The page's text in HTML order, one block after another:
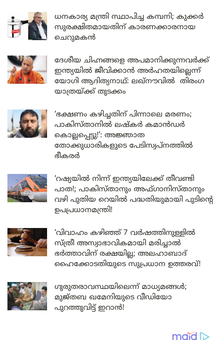
ധനകാര്യ മന്ത്രി സ്ഥാപിച്ച കമ്പനി; കുക്കർ
സുരക്ഷിതമായതിന് കാരണക്കാരനായ
ചെറുമകൻ
ദേശീയ ചിഹ്നങ്ങളെ അപമാനിക്കുന്നവർക്ക്
ഇന്ത്യയിൽ ജീവിക്കാൻ അർഹതയില്ലെന്ന്
യോഗി ആദിത്യനാഥ്: ലഖ്‌നൗവിൽ തിരംഗ
യാത്രയ്ക്ക് തുടക്കം
‘ഭക്ഷണം കഴിച്ചതിന് പിന്നാലെ മരണം;
പാകിസ്താനിൽ ലഷ്കർ കമാൻഡർ
കൊല്ലപ്പെട്ടു!’: അജ്ഞാത
തോക്കുധാരികളുടെ പേടിസ്വപ്നത്തിൽ
ഭീകരർ
‘റഷ്യയിൽ നിന്ന് ഇന്ത്യയിലേക്ക് തീവണ്ടി
പാത!; പാകിസ്താനും അഫ്ഗാനിസ്താനും
വഴി പുതിയ റെയിൽ പദ്ധതിയുമായി പുടിന്റെ
ഉപപ്രധാനമന്ത്രി!
‘വിവാഹം കഴിഞ്ഞ് 7 വർഷത്തിനുള്ളിൽ
സ്ത്രീ അസ്വാഭാവികമായി മരിച്ചാൽ
ഭർത്താവിന് രക്ഷയില്ല; അലഹാബാദ്
ഹൈക്കോടതിയുടെ സുപ്രധാന ഉത്തരവ്!
ഗുരുതരാവസ്ഥയിലെന്ന് മാധ്യമങ്ങൾ;
മുജ്തബ ഖമേനിയുടെ വീഡിയോ
പുറത്തുവിട്ട് ഇറാൻ!